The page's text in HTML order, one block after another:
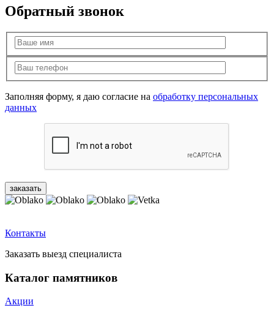
Обратный звонок
Заполняя форму, я даю согласие на обработку персональных
данных
Контакты
Заказать выезд специалиста
Каталог памятников
Акции